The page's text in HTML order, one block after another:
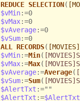
REDUCE SELECTION(
$vMin:=0
$vMax:=0
$vAverage:=0
$vSum:=0
ALL RECORDS( [MOVIES]
$vMin:=Min(
$vMax:=Max(
$vAverage:=Average(
$vSum:=Sum(
$AlertTxt :=""
$AlertTxt :=$AlertTxt